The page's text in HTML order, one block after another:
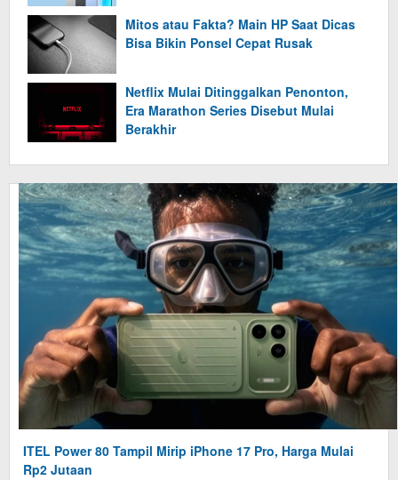
Mitos atau Fakta? Main HP Saat Dicas
Bisa Bikin Ponsel Cepat Rusak
Netflix Mulai Ditinggalkan Penonton,
Era Marathon Series Disebut Mulai
Berakhir
ITEL Power 80 Tampil Mirip iPhone 17 Pro, Harga Mulai
Rp2 Jutaan